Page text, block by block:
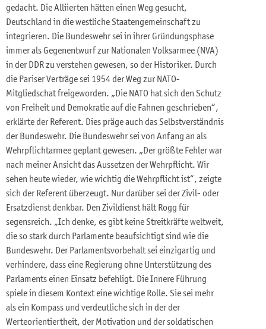
gedacht. Die Alliierten hätten einen Weg gesucht,
Deutschland in die westliche Staatengemeinschaft zu
integrieren. Die Bundeswehr sei in ihrer Gründungsphase
immer als Gegenentwurf zur Nationalen Volksarmee (NVA)
in der DDR zu verstehen gewesen, so der Historiker. Durch
die Pariser Verträge sei 1954 der Weg zur NATO-
Mitgliedschat freigeworden. „Die NATO hat sich den Schutz
von Freiheit und Demokratie auf die Fahnen geschrieben“,
erklärte der Referent. Dies präge auch das Selbstverständnis
der Bundeswehr. Die Bundeswehr sei von Anfang an als
Wehrpflichtarmee geplant gewesen. „Der größte Fehler war
nach meiner Ansicht das Aussetzen der Wehrpflicht. Wir
sehen heute wieder, wie wichtig die Wehrpflicht ist“, zeigte
sich der Referent überzeugt. Nur darüber sei der Zivil- oder
Ersatzdienst denkbar. Den Zivildienst hält Rogg für
segensreich. „Ich denke, es gibt keine Streitkräfte weltweit,
die so stark durch Parlamente beaufsichtigt sind wie die
Bundeswehr. Der Parlamentsvorbehalt sei einzigartig und
verhindere, dass eine Regierung ohne Unterstützung des
Parlaments einen Einsatz befehligt. Die Innere Führung
spiele in diesem Kontext eine wichtige Rolle. Sie sei mehr
als ein Kompass und verdeutliche sich in der der
Werteorientiertheit, der Motivation und der soldatischen